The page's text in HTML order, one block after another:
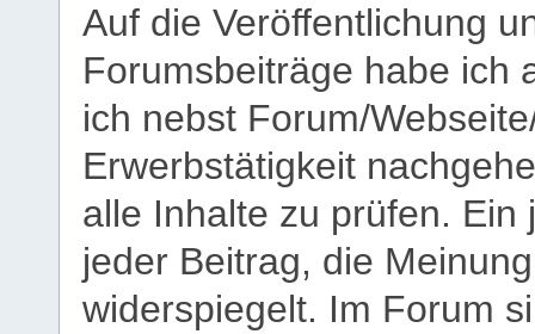
Auf die Veröffentlichung
Forumsbeiträge habe ich
ich nebst Forum/
Erwerbstätigkeit
alle Inhalte zu prüfen.
jeder Beitrag, die
widerspiegelt. Im Forum